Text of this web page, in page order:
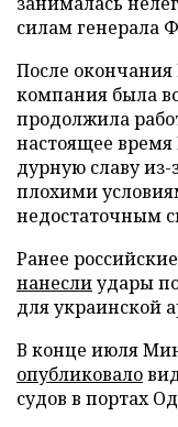
силам генерала
После
компания была
продолжила
настоящее
дурную славу из-
плохими
недостаточным
Ранее
нанеслиудары
для украинской
В конце июля
опубликовало
судов в портах